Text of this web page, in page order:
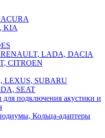
KIA
LADA, DACIA
CITROEN
LEXUS, SUBARU
SEAT
для подключения акустики и
Кольца-адаптеры